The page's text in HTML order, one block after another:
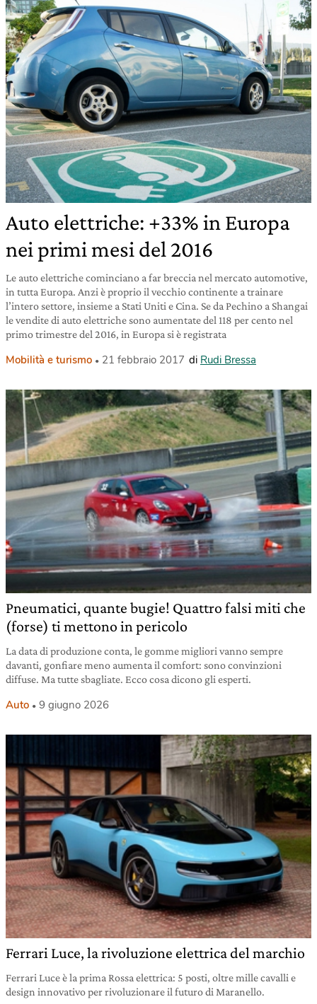
Auto elettriche: +33% in Europa
nei primi mesi del 2016
Le auto elettriche cominciano a far breccia nel mercato automotive,
in tutta Europa. Anzi è proprio il vecchio continente a trainare
l’intero settore, insieme a Stati Uniti e Cina. Se da Pechino a Shangai
le vendite di auto elettriche sono aumentate del 118 per cento nel
primo trimestre del 2016, in Europa si è registrata
Mobilità e turismo 21 febbraio 2017 di Rudi Bressa
Pneumatici, quante bugie! Quattro falsi miti che
(forse) ti mettono in pericolo
La data di produzione conta, le gomme migliori vanno sempre
davanti, gonfiare meno aumenta il comfort: sono convinzioni
diffuse. Ma tutte sbagliate. Ecco cosa dicono gli esperti.
Auto 9 giugno 2026
Ferrari Luce, la rivoluzione elettrica del marchio
Ferrari Luce è la prima Rossa elettrica: 5 posti, oltre mille cavalli e
design innovativo per rivoluzionare il futuro di Maranello.